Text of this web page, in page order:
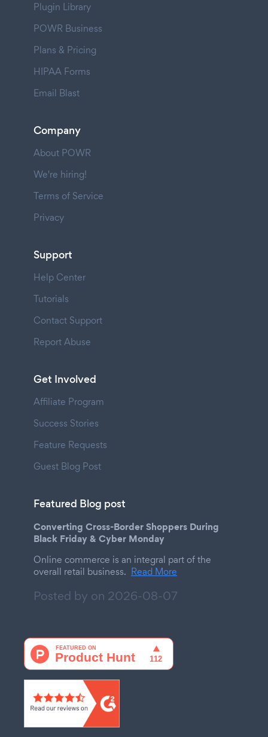
Plugin Library
POWR Business
Plans & Pricing
HIPAA Forms
Email Blast
Company
About POWR
We're hiring!
Terms of Service
Privacy
Support
Help Center
Tutorials
Contact Support
Report Abuse
Get Involved
Affiliate Program
Success Stories
Feature Requests
Guest Blog Post
Featured Blog post
Converting Cross-Border Shoppers During
Black Friday & Cyber Monday
Online commerce is an integral part of the
overall retail business. Read More
Posted by on 2026-08-07